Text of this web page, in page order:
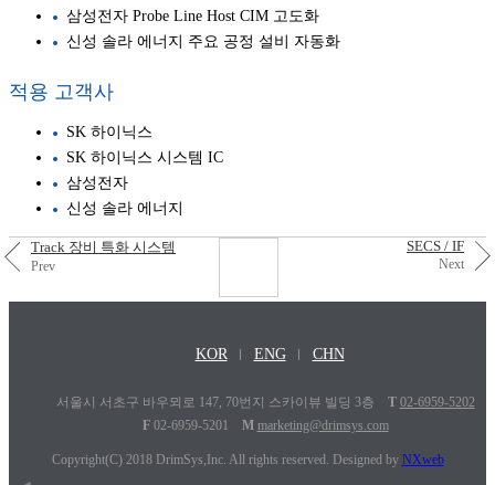
삼성전자 Probe Line Host CIM 고도화
신성 솔라 에너지 주요 공정 설비 자동화
적용 고객사
SK 하이닉스
SK 하이닉스 시스템 IC
삼성전자
신성 솔라 에너지
Track 장비 특화 시스템
Prev
SECS / IF
Next
KOR ENG CHN
서울시 서초구 바우뫼로 147, 70번지 스카이뷰 빌딩 3층 T 02-6959-5202
F02-6959-5201 M marketing@drimsys.com
Copyright(C) 2018 DrimSys,Inc. All rights reserved. Designed by NXweb